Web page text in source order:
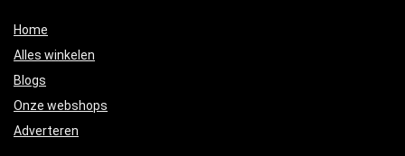
Home
Alles winkelen
Blogs
Onze webshops
Adverteren